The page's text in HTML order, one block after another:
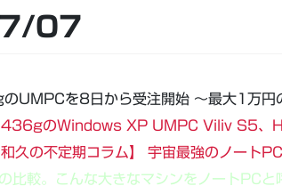
07
UMPCを8日から受注開始 ～最大1万円
436gのWindows XP UMPC Viliv S5、
和久の不定期コラム】 宇宙最強のノート
較。こんな大きなマシンをノートPCと